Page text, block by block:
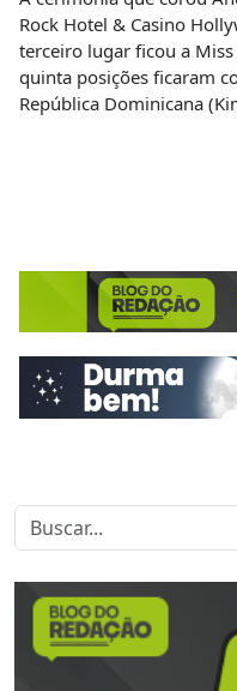
Rock Hotel & Casino
terceiro lugar ficou a Miss
quinta posições ficaram
República Dominicana